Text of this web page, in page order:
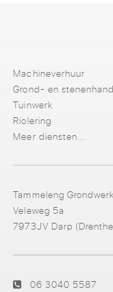
Machineverhuur
Grond- en
Tuinwerk
Riolering
Meer diensten...
Tammeleng
Veleweg 5a
7973JV Darp
06 3040 5587